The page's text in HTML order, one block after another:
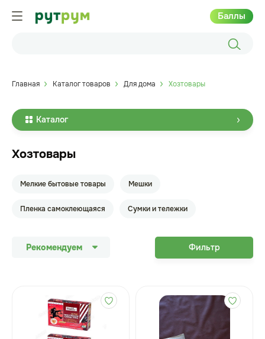
Баллы
Главная Каталог товаров Для дома Хозтовары
Каталог
Хозтовары
Мелкие бытовые товары Мешки
Пленка самоклеющаяся Сумки и тележки
Рекомендуем Фильтр